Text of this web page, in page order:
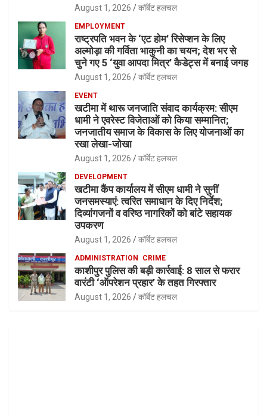
August 1, 2026 कॉर्बेट हलचल
EMPLOYMENT
राष्ट्रपति भवन के ‘एट होम’ रिसेप्शन के लिए
अल्मोड़ा की गर्विता भाकुनी का चयन; देश भर से
चुने गए 5 ‘युवा आपदा मित्र’ कैडेट्स में बनाई जगह
August 1, 2026 कॉर्बेट हलचल
EVENT
खटीमा में थारू जनजाति संवाद कार्यक्रम: सीएम
धामी ने एवरेस्ट विजेताओं को किया सम्मानित;
जनजातीय समाज के विकास के लिए योजनाओं का
रखा लेखा-जोखा
August 1, 2026 कॉर्बेट हलचल
DEVELOPMENT
खटीमा कैंप कार्यालय में सीएम धामी ने सुनीं
जनसमस्याएं: त्वरित समाधान के दिए निर्देश;
दिव्यांगजनों व वरिष्ठ नागरिकों को बांटे सहायक
उपकरण
August 1, 2026 कॉर्बेट हलचल
ADMINISTRATION CRIME
काशीपुर पुलिस की बड़ी कार्रवाई: 8 साल से फरार
वारंटी ‘ऑपरेशन प्रहार’ के तहत गिरफ्तार
August 1, 2026 कॉर्बेट हलचल